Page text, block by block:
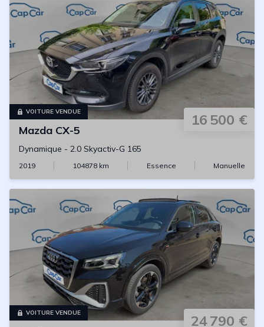
VOITURE VENDUE 16 500 €
Mazda CX-5
Dynamique - 2.0 Skyactiv-G 165
2019 104878 km Essence Manuelle
VOITURE VENDUE 24 790 €